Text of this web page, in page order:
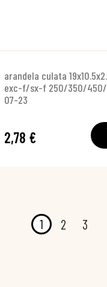
arandela culata
exc-f/sx-f 250/350/
07-23
2,78 €
1 2 3